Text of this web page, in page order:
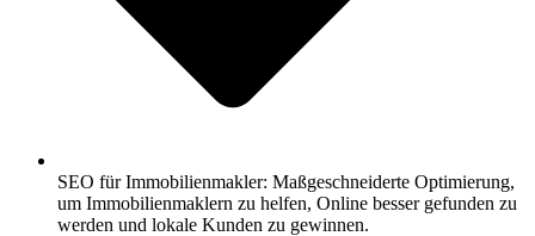
SEO für Immobilienmakler: Maßgeschneiderte Optimierung,
um Immobilienmaklern zu helfen, Online besser gefunden zu
werden und lokale Kunden zu gewinnen.